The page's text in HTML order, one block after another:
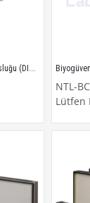
Biyogüvenlik Kabini Hava Musluğu (DIN 12898)
NTL-
Lütfen